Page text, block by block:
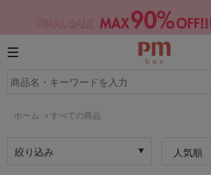
ホーム > すべての商品
絞り込み 人気順